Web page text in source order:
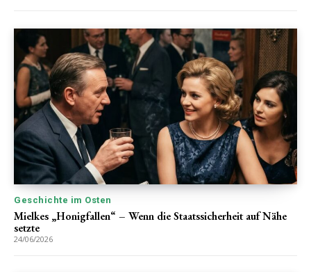
Geschichte im Osten
Mielkes „Honigfallen“ – Wenn die Staatssicherheit auf Nähe
setzte
24/06/2026